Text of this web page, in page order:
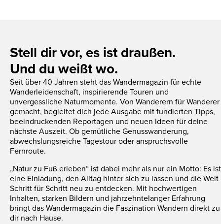
Stell dir vor, es ist draußen.
Und du weißt wo.
Seit über 40 Jahren steht das Wandermagazin für echte
Wanderleidenschaft, inspirierende Touren und
unvergessliche Naturmomente. Von Wanderern für Wanderer
gemacht, begleitet dich jede Ausgabe mit fundierten Tipps,
beeindruckenden Reportagen und neuen Ideen für deine
nächste Auszeit. Ob gemütliche Genusswanderung,
abwechslungsreiche Tagestour oder anspruchsvolle
Fernroute.
„Natur zu Fuß erleben“ ist dabei mehr als nur ein Motto: Es ist
eine Einladung, den Alltag hinter sich zu lassen und die Welt
Schritt für Schritt neu zu entdecken. Mit hochwertigen
Inhalten, starken Bildern und jahrzehntelanger Erfahrung
bringt das Wandermagazin die Faszination Wandern direkt zu
dir nach Hause.